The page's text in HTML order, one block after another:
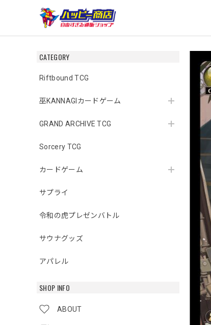
CATEGORY
Riftbound TCG
巫KANNAGIカードゲーム
GRAND ARCHIVE TCG
Sorcery TCG
カードゲーム
サプライ
令和の虎プレゼンバトル
サウナグッズ
アパレル
SHOP INFO
ABOUT